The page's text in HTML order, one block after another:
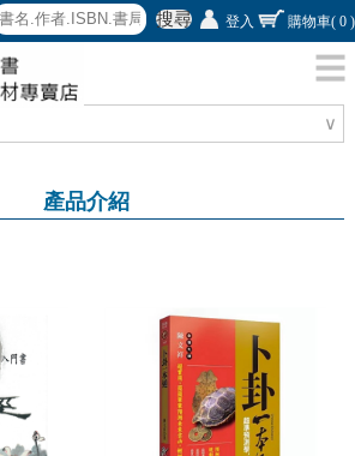
搜尋 登入 購物車( 0 )
∨
產品介紹